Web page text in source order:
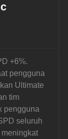
+6%.
pengguna
Ultimate
tim
pengguna
seluruh
meningkat